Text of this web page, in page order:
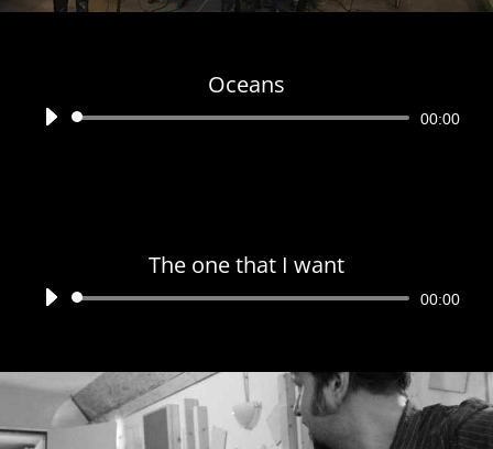
Oceans
Audio-
00:00
The one that I want
Audio-
00:00